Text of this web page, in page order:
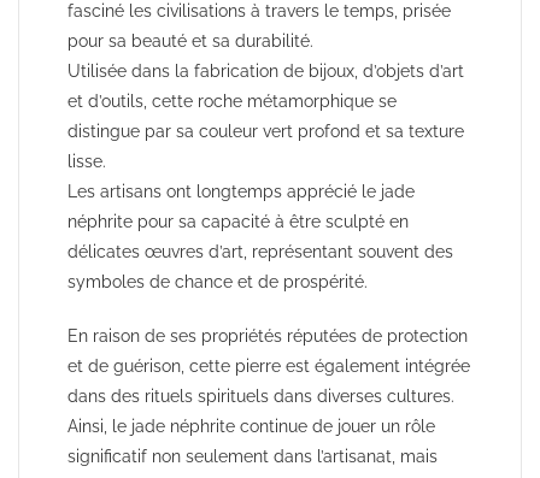
fasciné les civilisations à travers le temps, prisée
pour sa beauté et sa durabilité.
Utilisée dans la fabrication de bijoux, d’objets d’art
et d’outils, cette roche métamorphique se
distingue par sa couleur vert profond et sa texture
lisse.
Les artisans ont longtemps apprécié le jade
néphrite pour sa capacité à être sculpté en
délicates œuvres d’art, représentant souvent des
symboles de chance et de prospérité.
En raison de ses propriétés réputées de protection
et de guérison, cette pierre est également intégrée
dans des rituels spirituels dans diverses cultures.
Ainsi, le jade néphrite continue de jouer un rôle
significatif non seulement dans l’artisanat, mais